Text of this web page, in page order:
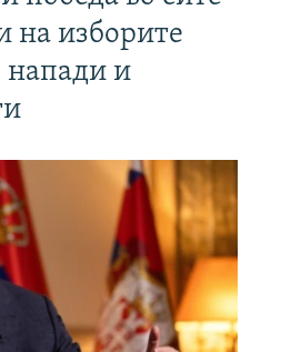
на изборите
напади и